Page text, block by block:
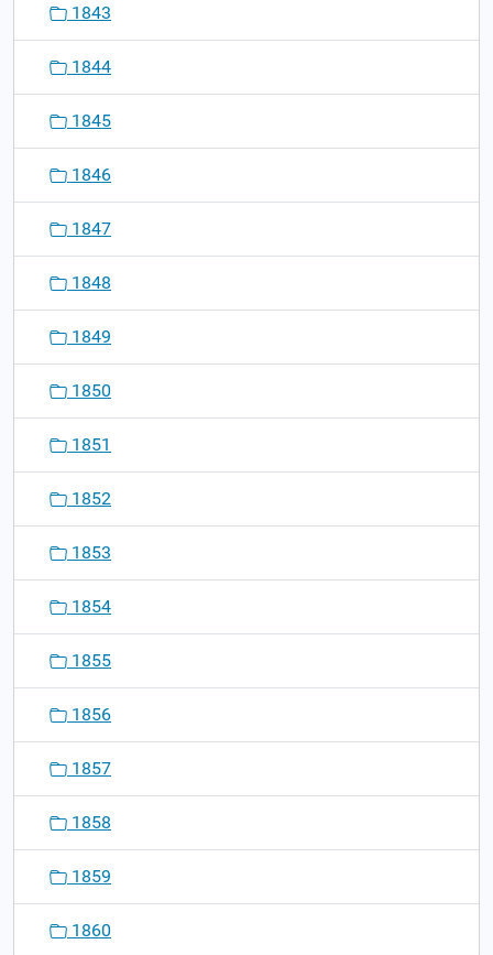
1843
1844
1845
1846
1847
1848
1849
1850
1851
1852
1853
1854
1855
1856
1857
1858
1859
1860